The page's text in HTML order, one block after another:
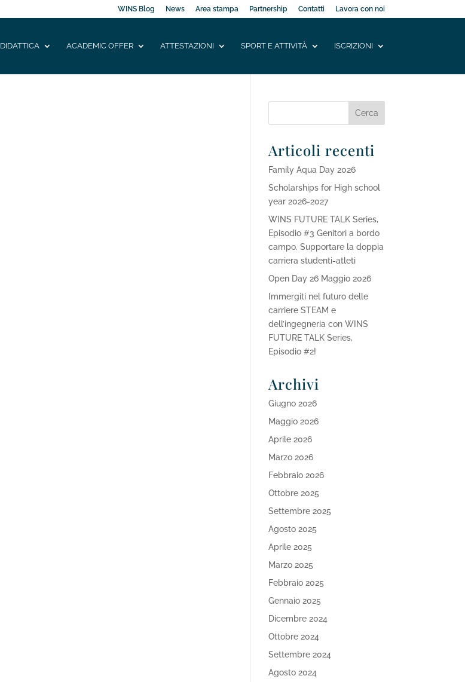
WINS Blog News Area stampa Partnership Contatti Lavora con noi
DIDATTICA ACADEMIC OFFER ATTESTAZIONI SPORT E ATTIVITÀ ISCRIZIONI
Articoli recenti
Family Aqua Day 2026
Scholarships for High school
year 2026-2027
WINS FUTURE TALK Series,
Episodio #3 Genitori a bordo
campo. Supportare la doppia
carriera studenti-atleti
Open Day 26 Maggio 2026
Immergiti nel futuro delle
carriere STEAM e
dell’ingegneria con WINS
FUTURE TALK Series,
Episodio #2!
Archivi
Giugno 2026
Maggio 2026
Aprile 2026
Marzo 2026
Febbraio 2026
Ottobre 2025
Settembre 2025
Agosto 2025
Aprile 2025
Marzo 2025
Febbraio 2025
Gennaio 2025
Dicembre 2024
Ottobre 2024
Settembre 2024
Agosto 2024